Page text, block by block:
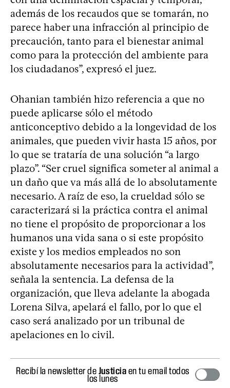
además de los recaudos que se tomarán, no
parece haber una infracción al principio de
precaución, tanto para el bienestar animal
como para la protección del ambiente para
los ciudadanos”, expresó el juez.
Ohanian también hizo referencia a que no
puede aplicarse sólo el método
anticonceptivo debido a la longevidad de los
animales, que pueden vivir hasta 15 años, por
lo que se trataría de una solución “a largo
plazo”. “Ser cruel significa someter al animal a
un daño que va más allá de lo absolutamente
necesario. A raíz de eso, la crueldad sólo se
caracterizará si la práctica contra el animal
no tiene el propósito de proporcionar a los
humanos una vida sana o si este propósito
existe y los medios empleados no son
absolutamente necesarios para la actividad”,
señala la sentencia. La defensa de la
organización, que lleva adelante la abogada
Lorena Silva, apelará el fallo, por lo que el
caso será analizado por un tribunal de
apelaciones en lo civil.
Recibí la newsletter deJusticiaen tu email todos
los lunes